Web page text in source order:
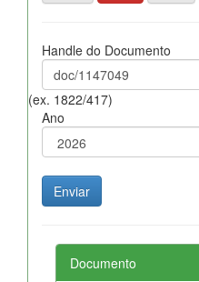
Handle do Documento
(ex. 1822/417)
Ano
Documento